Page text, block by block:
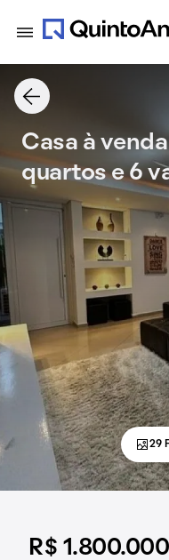
R$ 1.800.000
Casa à
quartos e 6
29